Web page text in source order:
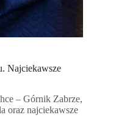
Najciekawsze
– Górnik Zabrze,
oraz najciekawsze